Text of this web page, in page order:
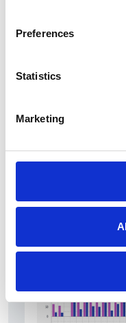
Preferences
Statistics
Marketing4 srpna 2026